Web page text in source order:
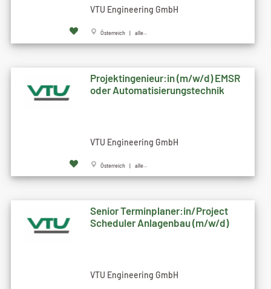
VTU Engineering GmbH
Österreich | alle...
Projektingenieur:in (m/w/d) EMSR
oder Automatisierungstechnik
VTU Engineering GmbH
Österreich | alle...
Senior Terminplaner:in/Project
Scheduler Anlagenbau (m/w/d)
VTU Engineering GmbH